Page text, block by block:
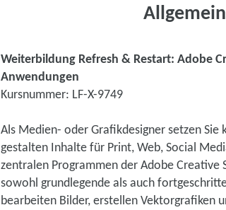
Weiterbildung Refresh & Restart: Adobe
Anwendungen
Kursnummer: LF-X-9749
Als Medien- oder Grafikdesigner setzen
gestalten Inhalte für Print, Web, Social
zentralen Programmen der Adobe
sowohl grundlegende als auch
bearbeiten Bilder, erstellen Vektorgrafiken